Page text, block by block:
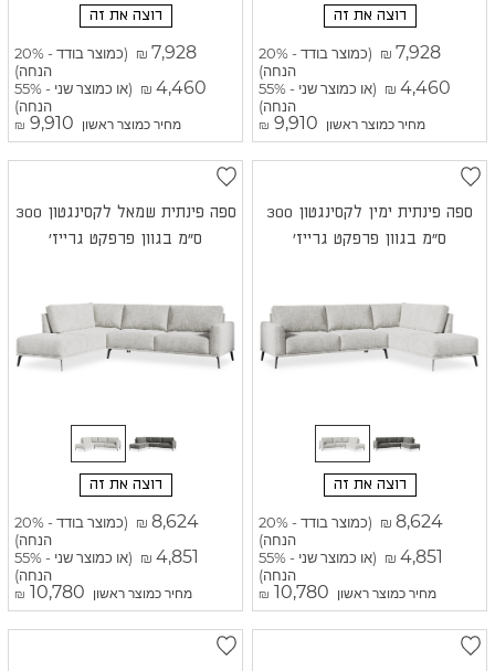
רוצה את זה
₪ 7,928
(כמוצר בודד - 20%
הנחה)
₪ 4,460
(או כמוצר שני - 55%
הנחה)
מחיר כמוצר ראשון ₪ 9,910
רוצה את זה
₪ 7,928
(כמוצר בודד - 20%
הנחה)
₪ 4,460
(או כמוצר שני - 55%
הנחה)
מחיר כמוצר ראשון ₪ 9,910
ספה פינתית ימין לקסינגטון 300
ס"מ בגוון פרפקט גרייז'
רוצה את זה
₪ 8,624
(כמוצר בודד - 20%
הנחה)
₪ 4,851
(או כמוצר שני - 55%
הנחה)
מחיר כמוצר ראשון ₪ 10,780
ספה פינתית שמאל לקסינגטון 300
ס"מ בגוון פרפקט גרייז'
רוצה את זה
₪ 8,624
(כמוצר בודד - 20%
הנחה)
₪ 4,851
(או כמוצר שני - 55%
הנחה)
מחיר כמוצר ראשון ₪ 10,780